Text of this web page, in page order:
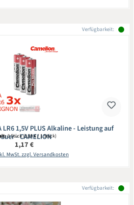
Verfügbarkeit:
1,5V PLUS Alkaline - Leistung auf
- CAMELION
3 Stück(0,39 € / 1 Stück)
Regulärer Preis:
1,17 €
MwSt. zzgl. Versandkosten
Verfügbarkeit: